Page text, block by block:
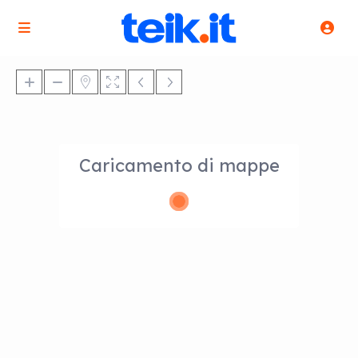
Caricamento di mappe